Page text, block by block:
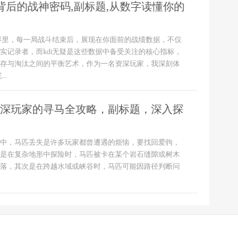
的战神密码,副标题,从数字读懂你的
，每一局战斗结束后，展现在你面前的战绩数据，不仅
记录者，而kdi无疑是这些数据中备受关注的核心指标，
与淘汰之间的平衡艺术，作为一名资深玩家，我深刻体
玩家的寻马全攻略，副标题，深入探
，马匹丢失是许多玩家都曾遭遇的烦恼，要找回爱驹，
在复杂地形中探险时，马匹被卡在某个岩石缝隙或树木
，其次是在跨越水域或峡谷时，马匹可能因路径判断问